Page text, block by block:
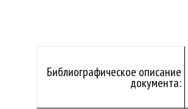
Библиографическое описание
документа: